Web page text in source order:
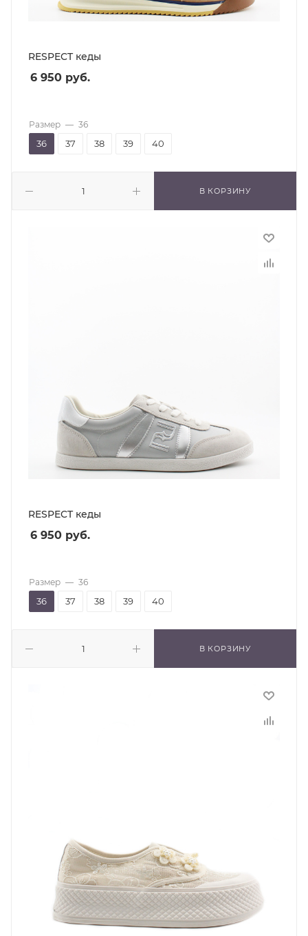
RESPECT кеды
6 950 руб.
В КОРЗИНУ
Размер — 36
36 37 38 39 40
RESPECT кеды
6 950 руб.
В КОРЗИНУ
Размер — 36
36 37 38 39 40